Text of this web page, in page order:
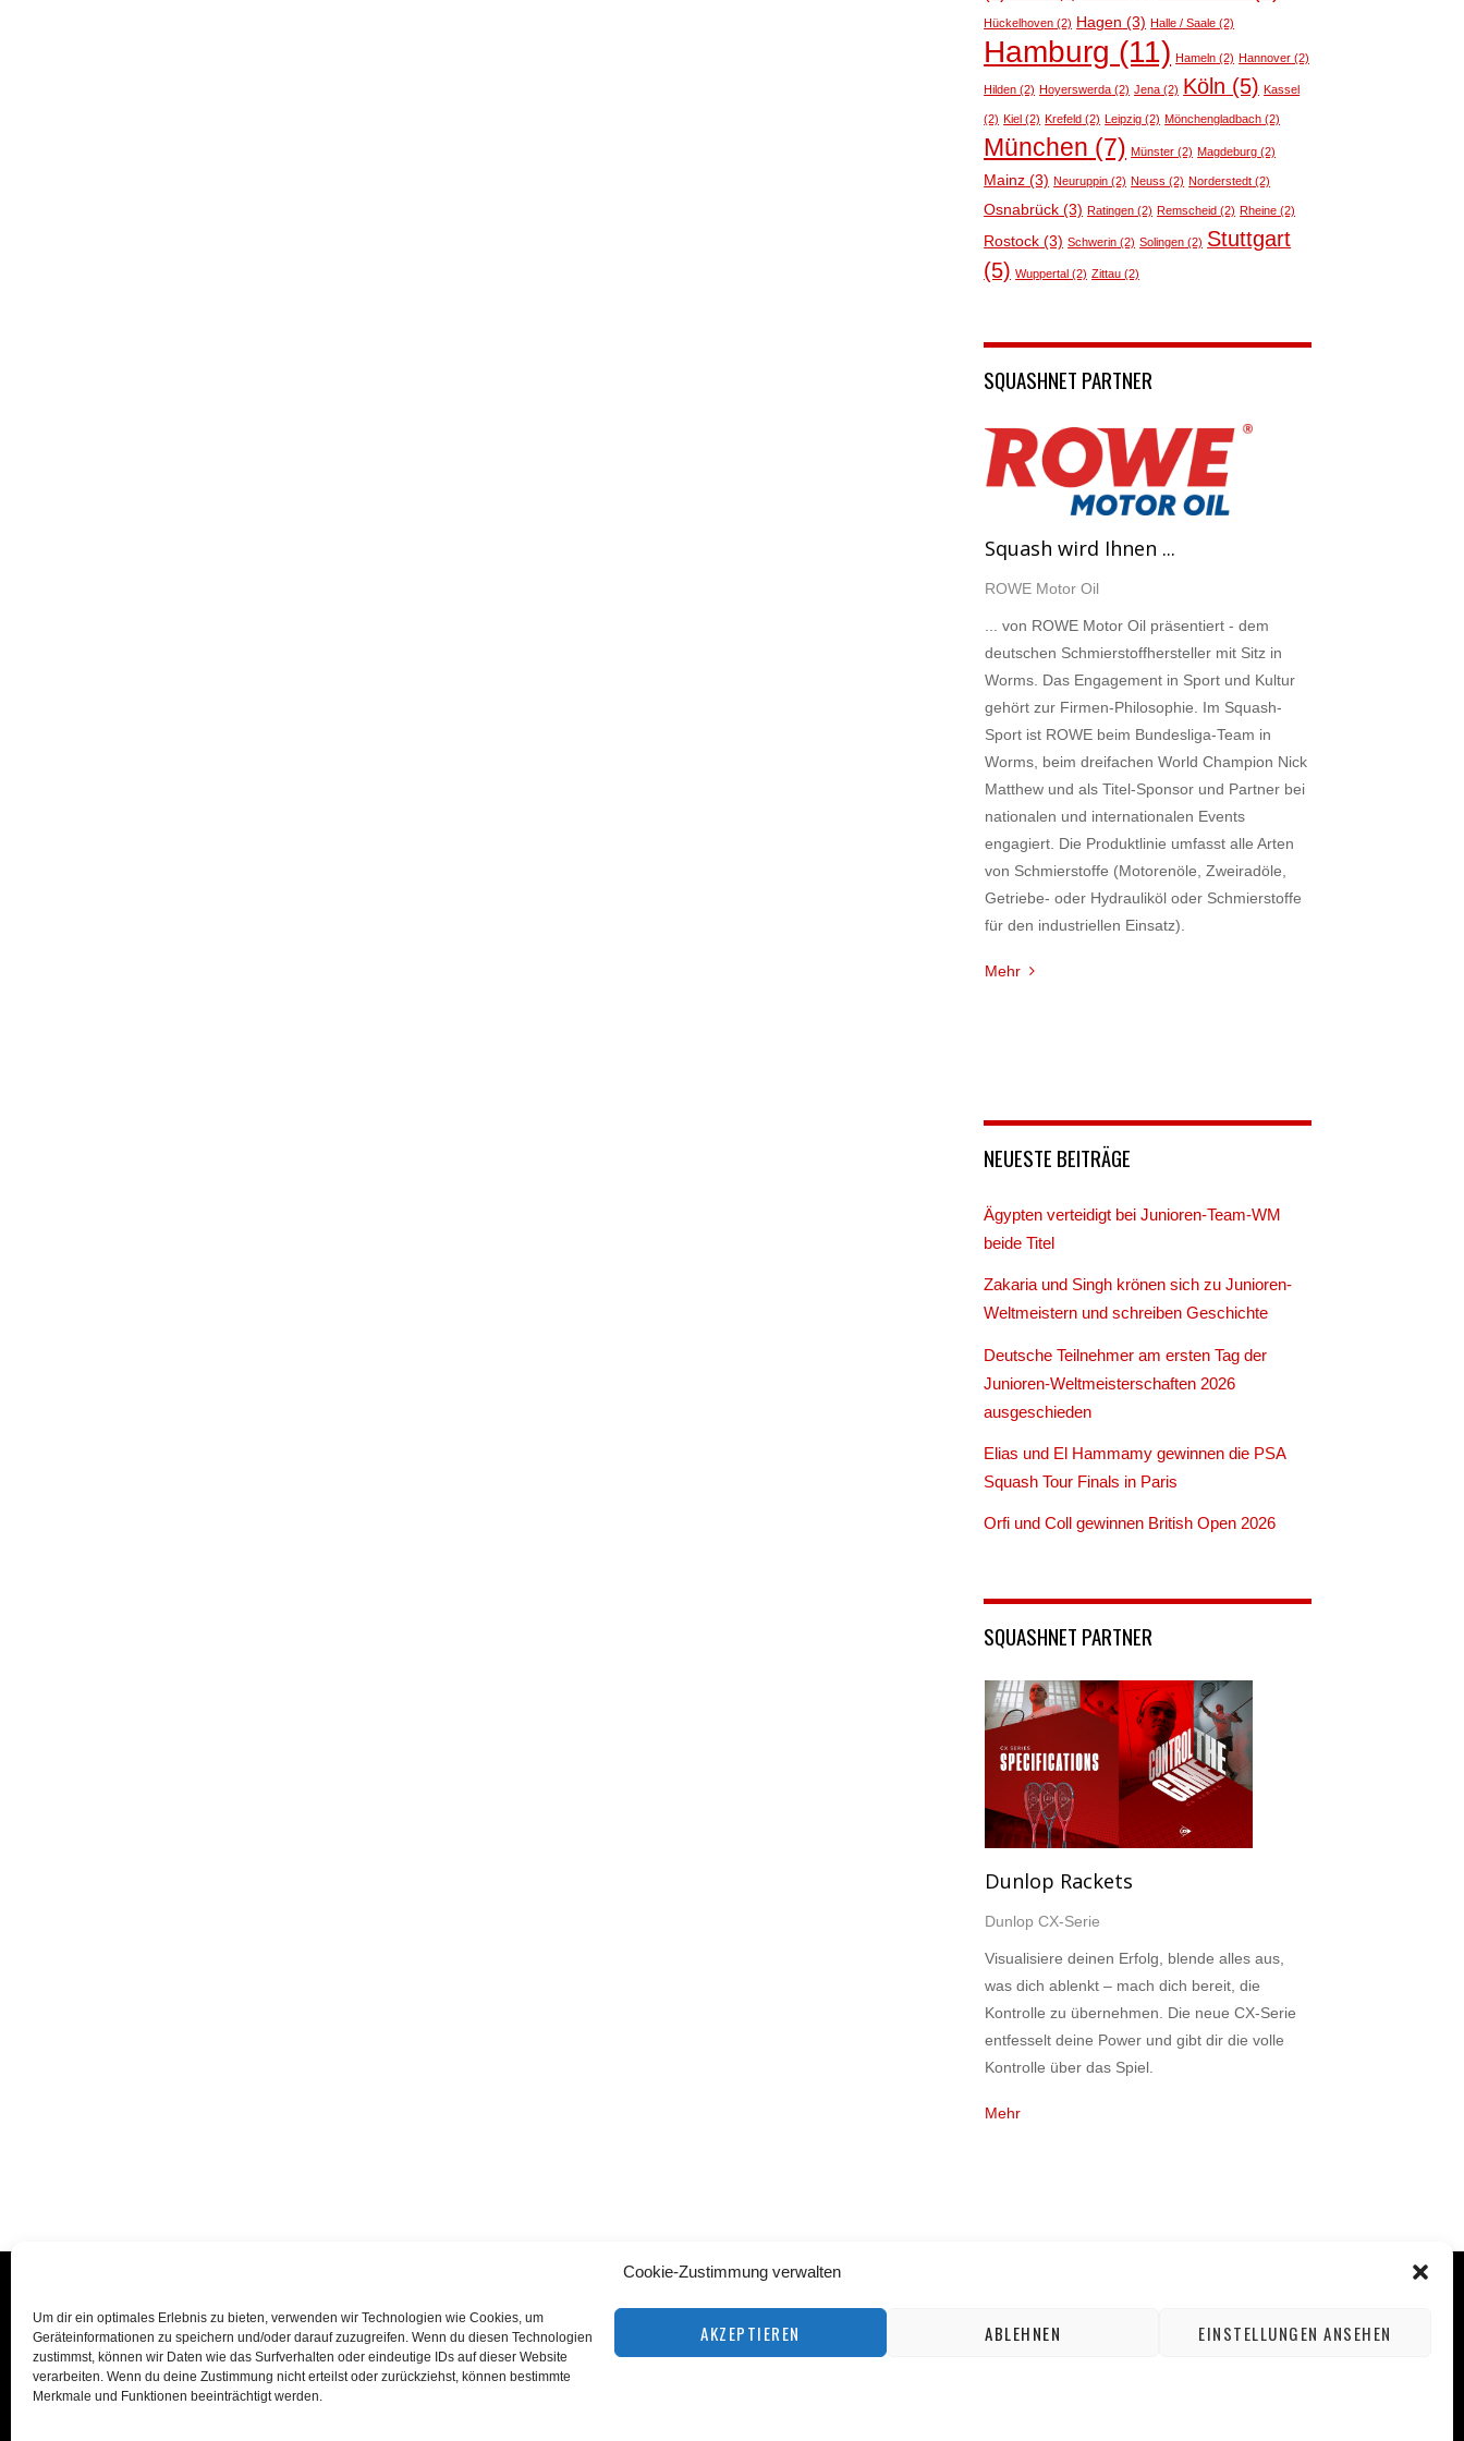
Cookie-Zustimmung verwalten
Um dir ein optimales Erlebnis zu bieten, verwenden wir Technologien wie Cookies, um
Geräteinformationen zu speichern und/oder darauf zuzugreifen. Wenn du diesen Technologien
zustimmst, können wir Daten wie das Surfverhalten oder eindeutige IDs auf dieser Website
verarbeiten. Wenn du deine Zustimmung nicht erteilst oder zurückziehst, können bestimmte
Merkmale und Funktionen beeinträchtigt werden.
AKZEPTIEREN ABLEHNEN EINSTELLUNGEN ANSEHEN
Hückelhoven (2) Hagen (3) Halle / Saale (2)
Hamburg (11) Hameln (2) Hannover (2)
Hilden (2) Hoyerswerda (2) Jena (2) Köln (5) Kassel
(2) Kiel (2) Krefeld (2) Leipzig (2) Mönchengladbach (2)
München (7) Münster (2) Magdeburg (2)
Mainz (3) Neuruppin (2) Neuss (2) Norderstedt (2)
Osnabrück (3) Ratingen (2) Remscheid (2) Rheine (2)
Rostock (3) Schwerin (2) Solingen (2) Stuttgart
(5) Wuppertal (2) Zittau (2)
SQUASHNET PARTNER
Squash wird Ihnen ...
ROWE Motor Oil
... von ROWE Motor Oil präsentiert - dem
deutschen Schmierstoffhersteller mit Sitz in
Worms. Das Engagement in Sport und Kultur
gehört zur Firmen-Philosophie. Im Squash-
Sport ist ROWE beim Bundesliga-Team in
Worms, beim dreifachen World Champion Nick
Matthew und als Titel-Sponsor und Partner bei
nationalen und internationalen Events
engagiert. Die Produktlinie umfasst alle Arten
von Schmierstoffe (Motorenöle, Zweiradöle,
Getriebe- oder Hydrauliköl oder Schmierstoffe
für den industriellen Einsatz).
Mehr
NEUESTE BEITRÄGE
Ägypten verteidigt bei Junioren-Team-WM
beide Titel
Zakaria und Singh krönen sich zu Junioren-
Weltmeistern und schreiben Geschichte
Deutsche Teilnehmer am ersten Tag der
Junioren-Weltmeisterschaften 2026
ausgeschieden
Elias und El Hammamy gewinnen die PSA
Squash Tour Finals in Paris
Orfi und Coll gewinnen British Open 2026
SQUASHNET PARTNER
Dunlop Rackets
Dunlop CX-Serie
Visualisiere deinen Erfolg, blende alles aus,
was dich ablenkt – mach dich bereit, die
Kontrolle zu übernehmen. Die neue CX-Serie
entfesselt deine Power und gibt dir die volle
Kontrolle über das Spiel.
Mehr